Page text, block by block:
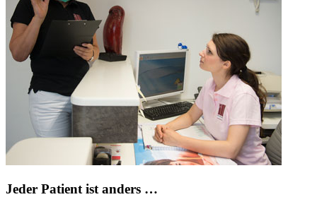
Jeder Patient ist anders …